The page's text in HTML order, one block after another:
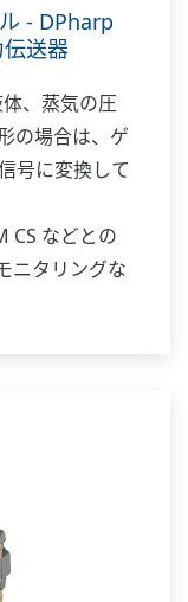
- DPharp
伝送器
、蒸気の圧
の場合は、ゲ
号に変換して
CS などとの
ニタリングな